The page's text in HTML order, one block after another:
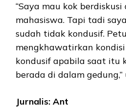
“Saya mau kok berdiskusi
mahasiswa. Tapi tadi
sudah tidak kondusif.
mengkhawatirkan
kondusif apabila saat itu
berada di dalam
Jurnalis: Ant